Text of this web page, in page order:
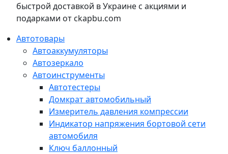
быстрой доставкой в Украине с акциями и
подарками от ckapbu.com
Автотовары
Автоаккумуляторы
Автозеркало
Автоинструменты
Автотестеры
Домкрат автомобильный
Измеритель давления компрессии
Индикатор напряжения бортовой сети
автомобиля
Ключ баллонный